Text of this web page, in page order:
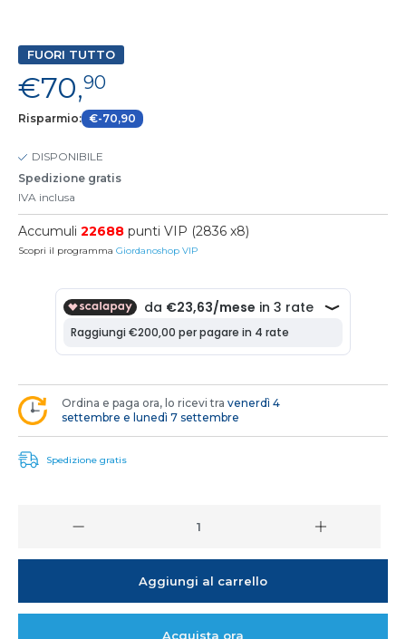
FUORI TUTTO
€70,90
Risparmio: €-70,90
DISPONIBILE
Spedizione gratis
IVA inclusa
Accumuli 22688 punti VIP (2836 x8)
Scopri il programma Giordanoshop VIP
Ordina e paga ora, lo ricevi tra venerdì 4
settembre e lunedì 7 settembre
Spedizione gratis
Aggiungi al carrello
Acquista ora